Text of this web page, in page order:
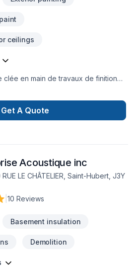
ceilings
clée en main de travaux de finition
depuis 9 ans dans la région de
partout autour de l'île.
Get A Quote
Acoustique inc
LE CHÂTELIER, Saint-Hubert, J3Y
10 Reviews
Basement insulation
Demolition